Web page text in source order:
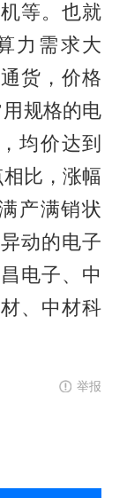
等。也就
力需求大
货，价格
规格的电
均价达到
比，涨幅
产满销状
动的电子
电子、中
、中材科
举报